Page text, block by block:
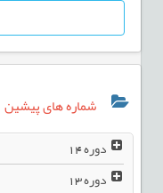
شماره های پیشین
دوره14
دوره13